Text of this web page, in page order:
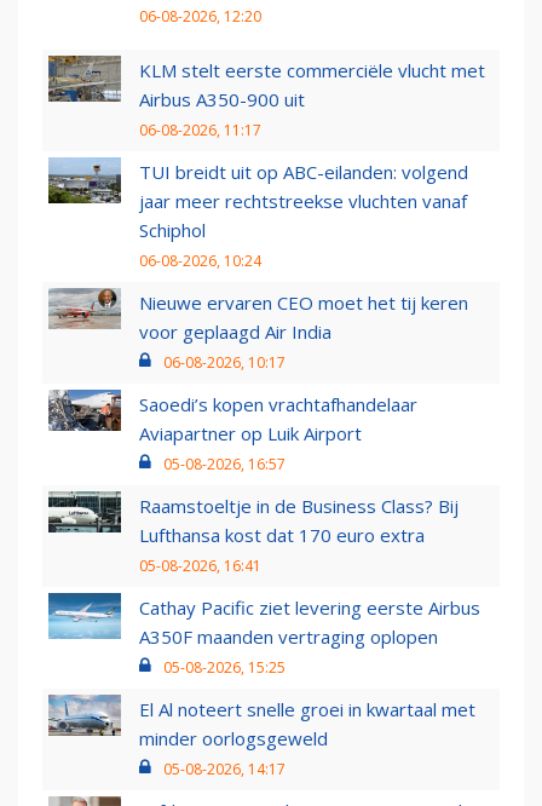
06-08-2026, 12:20
KLM stelt eerste commerciële vlucht met
Airbus A350-900 uit
06-08-2026, 11:17
TUI breidt uit op ABC-eilanden: volgend
jaar meer rechtstreekse vluchten vanaf
Schiphol
06-08-2026, 10:24
Nieuwe ervaren CEO moet het tij keren
voor geplaagd Air India
06-08-2026, 10:17
Saoedi’s kopen vrachtafhandelaar
Aviapartner op Luik Airport
05-08-2026, 16:57
Raamstoeltje in de Business Class? Bij
Lufthansa kost dat 170 euro extra
05-08-2026, 16:41
Cathay Pacific ziet levering eerste Airbus
A350F maanden vertraging oplopen
05-08-2026, 15:25
El Al noteert snelle groei in kwartaal met
minder oorlogsgeweld
05-08-2026, 14:17